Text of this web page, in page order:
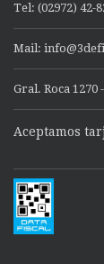
Tel: (02972) 42-
Mail:
Gral. Roca 1270
Aceptamos